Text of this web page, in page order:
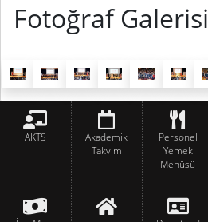
Fotoğraf Galerisi
AKTS
Akademik
Takvim
Personel
Yemek
Menüsü